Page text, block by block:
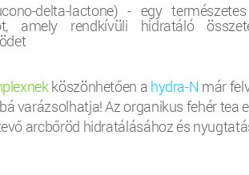
delta-lactone) - egy
amely rendkívüli hidratáló
köszönhetően a hydra-N már
varázsolhatja! Az organikus fehér tea
arcbőröd hidratálásához és